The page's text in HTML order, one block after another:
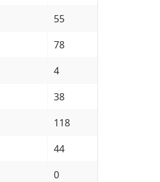
55
78
4
38
118
44
0